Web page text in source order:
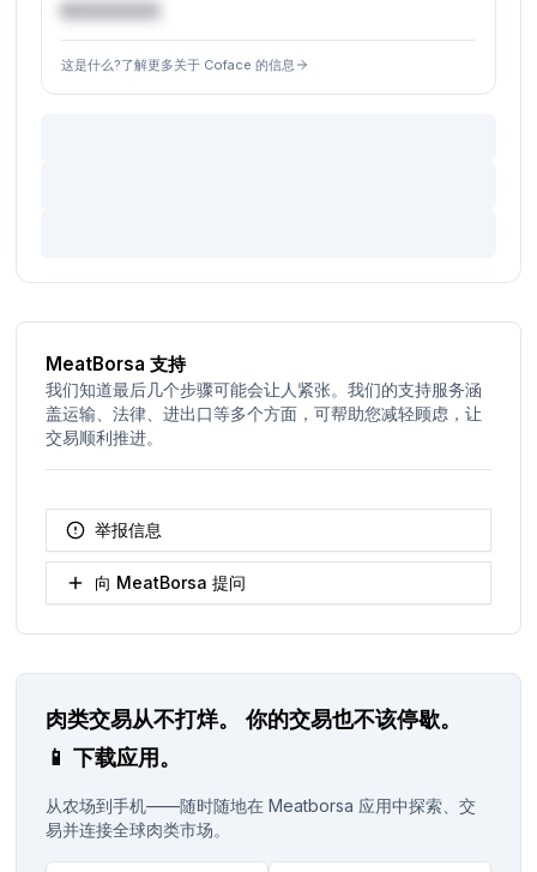
€XXXXXX
这是什么?了解更多关于 Coface 的信息
MeatBorsa 支持
我们知道最后几个步骤可能会让人紧张。我们的支持服务涵
盖运输、法律、进出口等多个方面，可帮助您减轻顾虑，让
交易顺利推进。
举报信息
向 MeatBorsa 提问
肉类交易从不打烊。
你的交易也不该停歇。
📱下载应用。
从农场到手机——随时随地在 Meatborsa 应用中探索、交
易并连接全球肉类市场。